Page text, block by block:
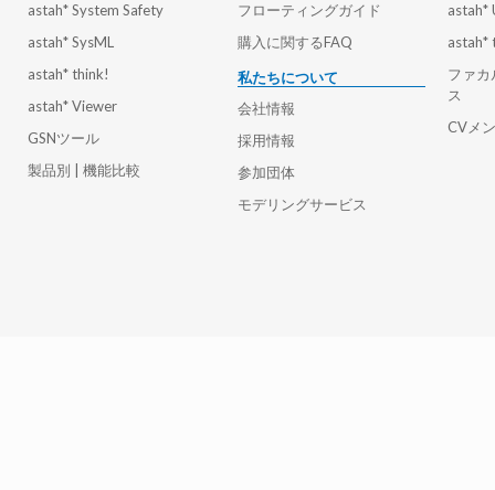
astah* System Safety
astah* SysML
astah* think!
astah* Viewer
GSNツール
製品別 | 機能比較
フローティングガイド
購入に関するFAQ
私たちについて
会社情報
採用情報
参加団体
モデリングサービス
astah*
astah*
ファカ
ス
CVメ